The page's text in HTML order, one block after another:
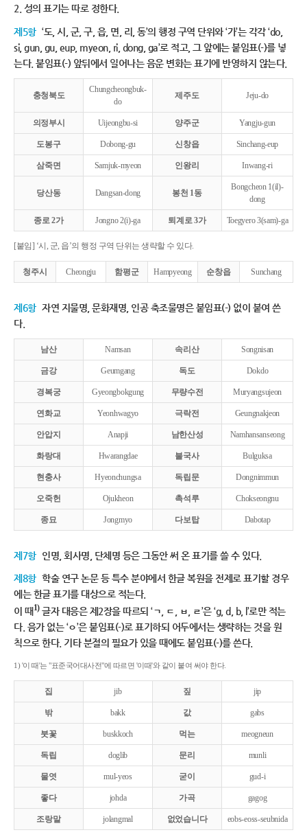
2. 성의 표기는 따로 정한다.
제5항 ‘도, 시, 군, 구, 읍, 면, 리, 동’의 행정 구역 단위와 ‘가’는 각각 ‘do,
si, gun, gu, eup, myeon, ri, dong, ga’로 적고, 그 앞에는 붙임표(-)를 넣
는다. 붙임표(-) 앞뒤에서 일어나는 음운 변화는 표기에 반영하지 않는다.
충청북도
Chungcheongbuk-
do
제주도 Jeju-do
의정부시 Uijeongbu-si 양주군 Yangju-gun
도봉구 Dobong-gu 신창읍 Sinchang-eup
삼죽면 Samjuk-myeon 인왕리 Inwang-ri
당산동 Dangsan-dong 봉천 1동
Bongcheon 1(il)-
dong
종로 2가 Jongno 2(i)-ga 퇴계로 3가 Toegyero 3(sam)-ga
[붙임] ‘시, 군, 읍’의 행정 구역 단위는 생략할 수 있다.
청주시 Cheongju 함평군 Hampyeong 순창읍 Sunchang
제6항 자연 지물명, 문화재명, 인공 축조물명은 붙임표(-) 없이 붙여 쓴
다.
남산 Namsan 속리산 Songnisan
금강 Geumgang 독도 Dokdo
경복궁 Gyeongbokgung 무량수전 Muryangsujeon
연화교 Yeonhwagyo 극락전 Geungnakjeon
안압지 Anapji 남한산성 Namhansanseong
화랑대 Hwarangdae 불국사 Bulguksa
현충사 Hyeonchungsa 독립문 Dongnimmun
오죽헌 Ojukheon 촉석루 Chokseongnu
종묘 Jongmyo 다보탑 Dabotap
제7항 인명, 회사명, 단체명 등은 그동안 써 온 표기를 쓸 수 있다.
제8항 학술 연구 논문 등 특수 분야에서 한글 복원을 전제로 표기할 경우
에는 한글 표기를 대상으로 적는다.
이 때1)글자 대응은 제2장을 따르되 ‘ㄱ, ㄷ, ㅂ, ㄹ’은 ‘g, d, b, l’로만 적는
다. 음가 없는 ‘ㅇ’은 붙임표(-)로 표기하되 어두에서는 생략하는 것을 원
칙으로 한다. 기타 분절의 필요가 있을 때에도 붙임표(-)를 쓴다.
1) '이 때'는 "표준국어대사전"에 따르면 '이때'와 같이 붙여 써야 한다.
집 jib 짚 jip
밖 bakk 값 gabs
붓꽃 buskkoch 먹는 meogneun
독립 doglib 문리 munli
물엿 mul-yeos 굳이 gud-i
좋다 johda 가곡 gagog
조랑말 jolangmal 없었습니다 eobs-eoss-seubnida